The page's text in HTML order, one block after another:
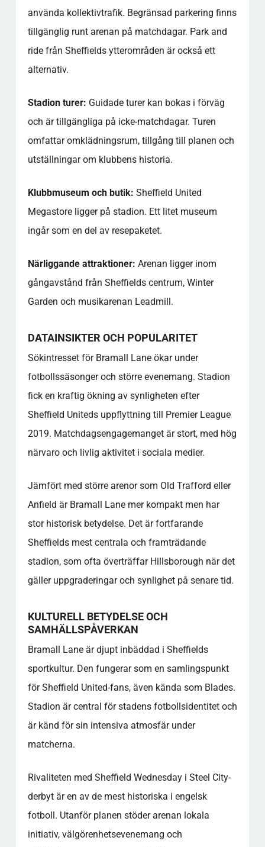
använda kollektivtrafik. Begränsad parkering finns
tillgänglig runt arenan på matchdagar. Park and
ride från Sheffields ytterområden är också ett
alternativ.
Stadion turer: Guidade turer kan bokas i förväg
och är tillgängliga på icke-matchdagar. Turen
omfattar omklädningsrum, tillgång till planen och
utställningar om klubbens historia.
Klubbmuseum och butik: Sheffield United
Megastore ligger på stadion. Ett litet museum
ingår som en del av resepaketet.
Närliggande attraktioner: Arenan ligger inom
gångavstånd från Sheffields centrum, Winter
Garden och musikarenan Leadmill.
DATAINSIKTER OCH POPULARITET
Sökintresset för Bramall Lane ökar under
fotbollssäsonger och större evenemang. Stadion
fick en kraftig ökning av synligheten efter
Sheffield Uniteds uppflyttning till Premier League
2019. Matchdagsengagemanget är stort, med hög
närvaro och livlig aktivitet i sociala medier.
Jämfört med större arenor som Old Trafford eller
Anfield är Bramall Lane mer kompakt men har
stor historisk betydelse. Det är fortfarande
Sheffields mest centrala och framträdande
stadion, som ofta överträffar Hillsborough när det
gäller uppgraderingar och synlighet på senare tid.
KULTURELL BETYDELSE OCH
SAMHÄLLSPÅVERKAN
Bramall Lane är djupt inbäddad i Sheffields
sportkultur. Den fungerar som en samlingspunkt
för Sheffield United-fans, även kända som Blades.
Stadion är central för stadens fotbollsidentitet och
är känd för sin intensiva atmosfär under
matcherna.
Rivaliteten med Sheffield Wednesday i Steel City-
derbyt är en av de mest historiska i engelsk
fotboll. Utanför planen stöder arenan lokala
initiativ, välgörenhetsevenemang och